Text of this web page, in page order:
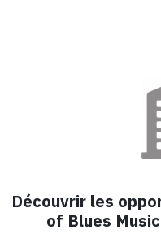
Découvrir les
of Blues